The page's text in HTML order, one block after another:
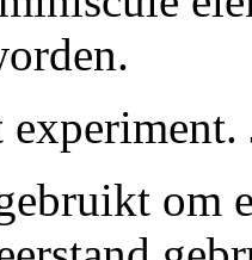
om